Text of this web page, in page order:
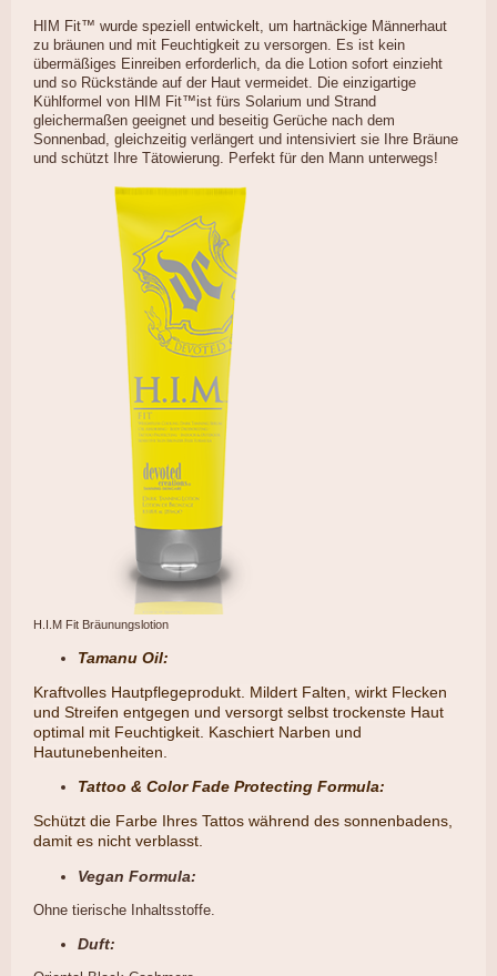
HIM Fit™ wurde speziell entwickelt, um hartnäckige Männerhaut
zu bräunen und mit Feuchtigkeit zu versorgen. Es ist kein
übermäßiges Einreiben erforderlich, da die Lotion sofort einzieht
und so Rückstände auf der Haut vermeidet. Die einzigartige
Kühlformel von HIM Fit™ist fürs Solarium und Strand
gleichermaßen geeignet und beseitig Gerüche nach dem
Sonnenbad, gleichzeitig verlängert und intensiviert sie Ihre Bräune
und schützt Ihre Tätowierung. Perfekt für den Mann unterwegs!
H.I.M Fit Bräunungslotion
Tamanu Oil:
Kraftvolles Hautpflegeprodukt. Mildert Falten, wirkt Flecken
und Streifen entgegen und versorgt selbst trockenste Haut
optimal mit Feuchtigkeit. Kaschiert Narben und
Hautunebenheiten.
Tattoo & Color Fade Protecting Formula:
​Schützt die Farbe Ihres Tattos während des sonnenbadens,
damit es nicht verblasst.
Vegan Formula:
Ohne tierische Inhaltsstoffe.
Duft: